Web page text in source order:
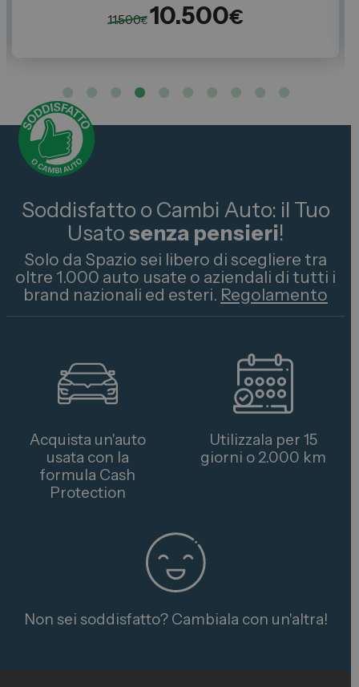
11.500€ 10.500€
Soddisfatto o Cambi Auto: il Tuo
Usatosenza pensieri!
Solo da Spazio sei libero di scegliere tra
oltre 1.000 auto usate o aziendali di tutti i
brand nazionali ed esteri. Regolamento
Acquista un'auto
usata con la
formula Cash
Protection
Utilizzala per 15
giorni o 2.000 km
Non sei soddisfatto? Cambiala con un'altra!